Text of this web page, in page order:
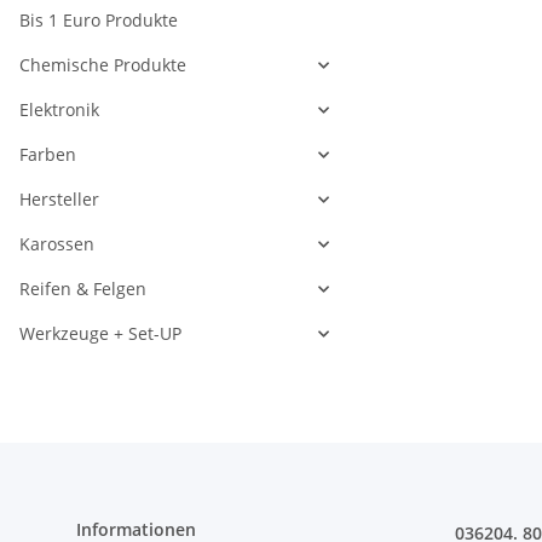
Bis 1 Euro Produkte
Chemische Produkte
Elektronik
Farben
Hersteller
Karossen
Reifen & Felgen
Werkzeuge + Set-UP
Informationen
036204.